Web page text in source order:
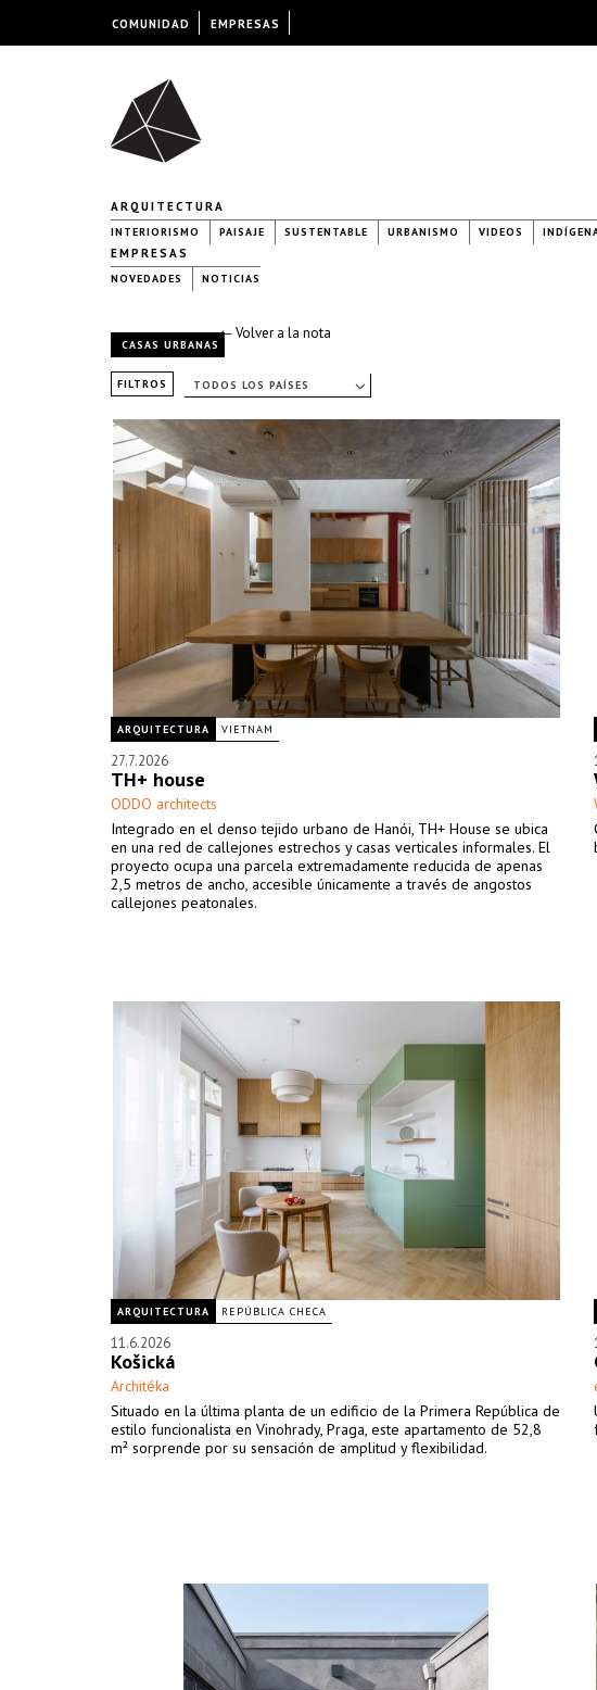
ARQUITECTURA
INTERIORISMO PAISAJE SUSTENTABLE URBANISMO VIDEOS
EMPRESAS
NOVEDADES NOTICIAS
← Volver a la nota
CASAS URBANAS
FILTROS TODOS LOS PAÍSES
ARQUITECTURA VIETNAM
27.7.2026
TH+ house
ODDO architects
Integrado en el denso tejido urbano de Hanói, TH+ House se ubica
en una red de callejones estrechos y casas verticales informales. El
proyecto ocupa una parcela extremadamente reducida de apenas
2,5 metros de ancho, accesible únicamente a través de angostos
callejones peatonales.
ARQUITECTURA REPÚBLICA CHECA
11.6.2026
Košická
Architéka
Situado en la última planta de un edificio de la Primera República de
estilo funcionalista en Vinohrady, Praga, este apartamento de 52,8
m² sorprende por su sensación de amplitud y flexibilidad.
COMUNIDAD EMPRESAS